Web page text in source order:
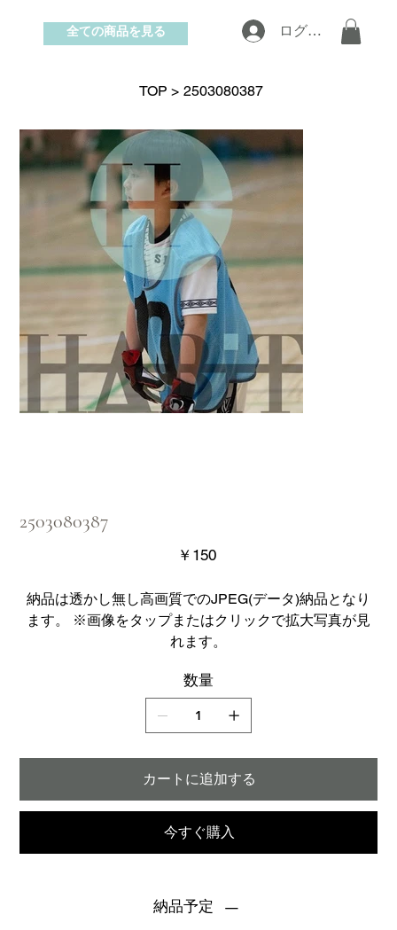
お問い合わせ
ログイン
全ての商品を見る
TOP > 2503080387
2503080387
価
格
￥150
納品は透かし無し高画質でのJPEG(データ)納品となり
ます。 ※画像をタップまたはクリックで拡大写真が見
れます。
数量
カートに追加する
今すぐ購入
納品予定